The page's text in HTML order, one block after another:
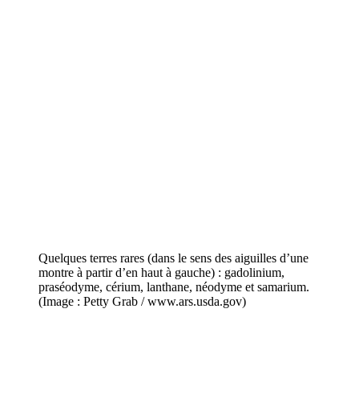
Quelques terres rares (dans le sens des aiguilles d’une
montre à partir d’en haut à gauche) : gadolinium,
praséodyme, cérium, lanthane, néodyme et samarium.
(Image : Petty Grab / www.ars.usda.gov)